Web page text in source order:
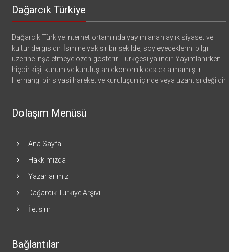
Dağarcık Türkiye
Dağarcık Türkiye internet ortamında yayımlanan aylık siyaset ve
kültür dergisidir. İsmine yakışır bir şekilde, söyleyeceklerini bilgi
üzerine inşa etmeye özen gösterir. Türkçesi yalındır. Yayımlanırken
hiçbir kişi, kurum ve kuruluştan ekonomik destek almamıştır.
Herhangi bir siyasi hareket ve kuruluşun içinde veya uzantısı değildir
Dolaşım Menüsü
Ana Sayfa
Hakkımızda
Yazarlarımız
Dağarcık Türkiye Arşivi
İletişim
Bağlantılar